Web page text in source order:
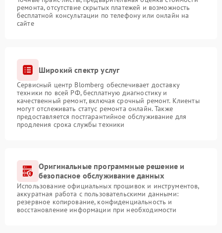
ремонта, отсутствие скрытых платежей и возможность
бесплатной консультации по телефону или онлайн на
сайте
Широкий спектр услуг
Сервисный центр Blomberg обеспечивает доставку
техники по всей РФ, бесплатную диагностику и
качественный ремонт, включая срочный ремонт. Клиенты
могут отслеживать статус ремонта онлайн. Также
предоставляется постгарантийное обслуживание для
продления срока службы техники
Оригинальные программные решение и
безопасное обслуживание данных
Использование официальных прошивок и инструментов,
аккуратная работа с пользовательскими данными:
резервное копирование, конфиденциальность и
восстановление информации при необходимости